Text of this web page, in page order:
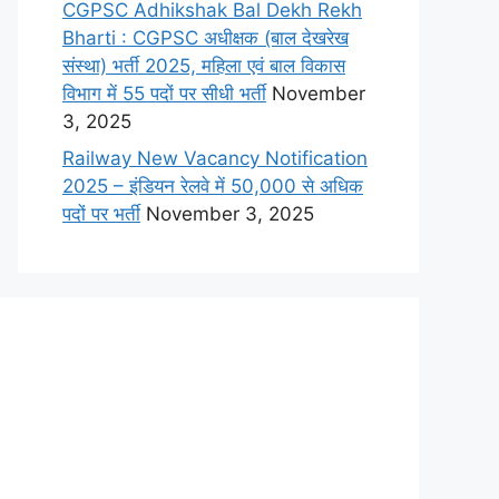
CGPSC Adhikshak Bal Dekh Rekh
Bharti : CGPSC अधीक्षक (बाल देखरेख
संस्था) भर्ती 2025, महिला एवं बाल विकास
विभाग में 55 पदों पर सीधी भर्ती November
3, 2025
Railway New Vacancy Notification
2025 – इंडियन रेलवे में 50,000 से अधिक
पदों पर भर्ती November 3, 2025